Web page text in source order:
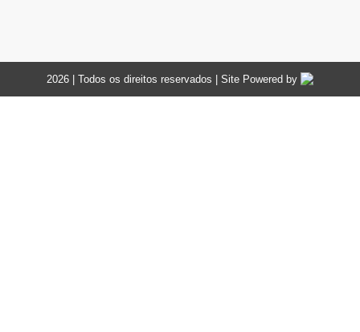
2026 | Todos os direitos reservados | Site Powered by